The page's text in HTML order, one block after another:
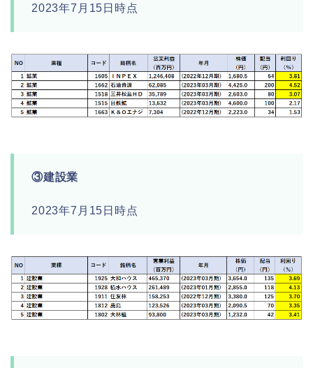
2023年7月15日時点
③建設業
2023年7月15日時点